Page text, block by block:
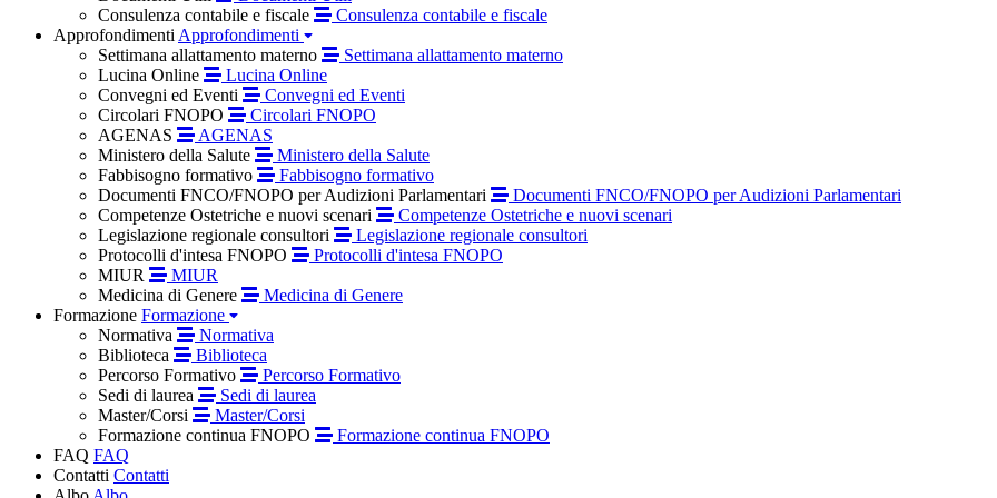
Consulenza contabile e fiscale
Consulenza contabile e fiscale
Approfondimenti Approfondimenti
Settimana allattamento materno
Settimana allattamento materno
Lucina Online
Lucina Online
Convegni ed Eventi
Convegni ed Eventi
Circolari FNOPO
Circolari FNOPO
AGENAS
AGENAS
Ministero della Salute
Ministero della Salute
Fabbisogno formativo
Fabbisogno formativo
Documenti FNCO/FNOPO per Audizioni Parlamentari
Documenti FNCO/FNOPO per Audizioni Parlamentari
Competenze Ostetriche e nuovi scenari
Competenze Ostetriche e nuovi scenari
Legislazione regionale consultori
Legislazione regionale consultori
Protocolli d'intesa FNOPO
Protocolli d'intesa FNOPO
MIUR
MIUR
Medicina di Genere
Medicina di Genere
Formazione Formazione
Normativa
Normativa
Biblioteca
Biblioteca
Percorso Formativo
Percorso Formativo
Sedi di laurea
Sedi di laurea
Master/Corsi
Master/Corsi
Formazione continua FNOPO
Formazione continua FNOPO
FAQ FAQ
Contatti Contatti